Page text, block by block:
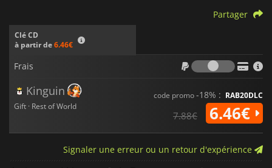
Clé CD
à partir de6.46€
Partager
Frais
Frais
Kinguin
Gift · Rest of World
code promo-18% : RAB20DLC
7.88€ 6.46€
Signaler une erreur ou un retour d'expérience